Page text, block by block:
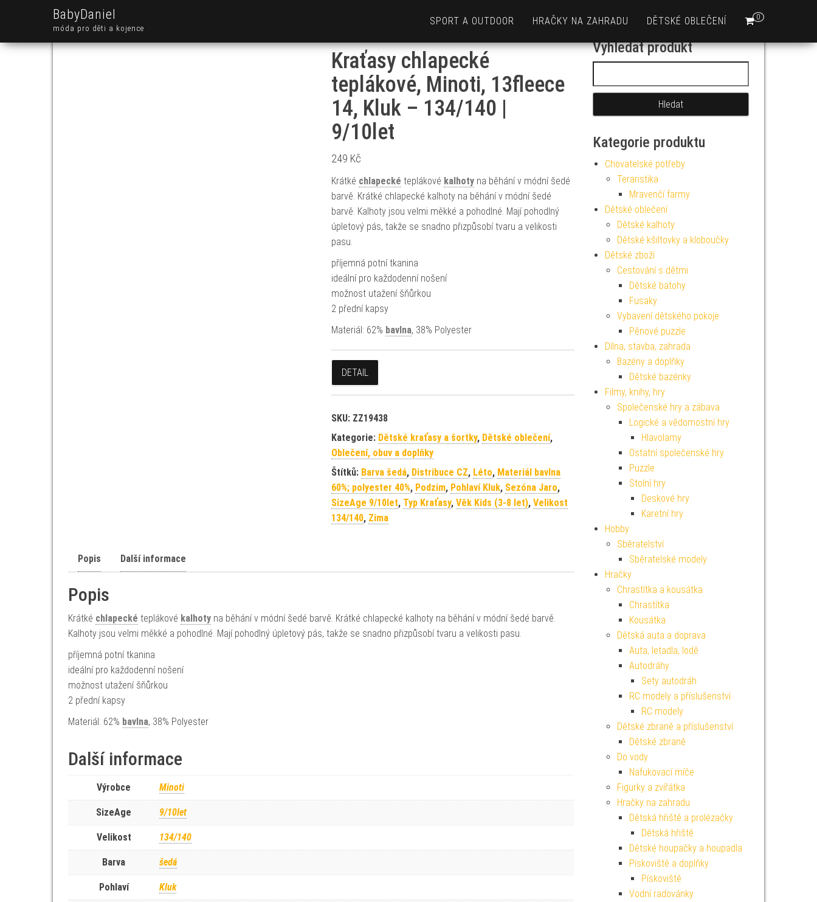
BabyDaniel
móda pro děti a kojence
0
SPORT A OUTDOOR HRAČKY NA ZAHRADU DĚTSKÉ OBLEČENÍ
Kraťasy chlapecké
teplákové, Minoti, 13fleece
14, Kluk – 134/140 |
9/10let
249 Kč
Krátké chlapecké teplákové kalhotyna běhání v módní šedé
barvě. Krátké chlapecké kalhoty na běhání v módní šedé
barvě. Kalhoty jsou velmi měkké a pohodlné. Mají pohodlný
úpletový pás, takže se snadno přizpůsobí tvaru a velikosti
pasu.
příjemná potní tkanina
ideální pro každodenní nošení
možnost utažení šňůrkou
2 přední kapsy
Materiál: 62% bavlna, 38% Polyester
DETAIL
SKU: ZZ19438
Kategorie: Dětské kraťasy a šortky, Dětské oblečení,
Oblečení, obuv a doplňky
Štítků: Barva šedá, Distribuce CZ, Léto, Materiál bavlna
60%; polyester 40%, Podzim, Pohlaví Kluk, Sezóna Jaro,
SizeAge 9/10let, Typ Kraťasy, Věk Kids (3-8 let), Velikost
134/140, Zima
Popis Další informace
Popis
Krátké chlapecké teplákové kalhoty na běhání v módní šedé barvě. Krátké chlapecké kalhoty na běhání v módní šedé barvě.
Kalhoty jsou velmi měkké a pohodlné. Mají pohodlný úpletový pás, takže se snadno přizpůsobí tvaru a velikosti pasu.
příjemná potní tkanina
ideální pro každodenní nošení
možnost utažení šňůrkou
2 přední kapsy
Materiál: 62% bavlna, 38% Polyester
Další informace
Výrobce Minoti
SizeAge 9/10let
Velikost 134/140
Barva šedá
Pohlaví Kluk
Vyhledat produkt
Kategorie produktu
Chovatelské potřeby
Teraristika
Mravenčí farmy
Dětské oblečení
Dětské kalhoty
Dětské kšiltovky a kloboučky
Dětské zboží
Cestování s dětmi
Dětské batohy
Fusaky
Vybavení dětského pokoje
Pěnové puzzle
Dílna, stavba, zahrada
Bazény a doplňky
Dětské bazénky
Filmy, knihy, hry
Společenské hry a zábava
Logické a vědomostní hry
Hlavolamy
Ostatní společenské hry
Puzzle
Stolní hry
Deskové hry
Karetní hry
Hobby
Sběratelství
Sběratelské modely
Hračky
Chrastítka a kousátka
Chrastítka
Kousátka
Dětská auta a doprava
Auta, letadla, lodě
Autodráhy
Sety autodráh
RC modely a příslušenství
RC modely
Dětské zbraně a příslušenství
Dětské zbraně
Do vody
Nafukovací míče
Figurky a zvířátka
Hračky na zahradu
Dětská hřiště a prolézačky
Dětská hřiště
Dětské houpačky a houpadla
Pískoviště a doplňky
Pískoviště
Vodní radovánky